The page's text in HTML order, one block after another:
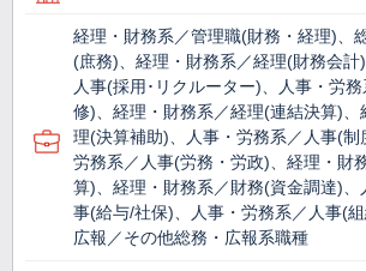
経理・財務系／管理職(財務・経理)、
(庶務)、経理・財務系／経理(財務会計
人事(採用･リクルーター)、人事・労
修)、経理・財務系／経理(連結決算)、
理(決算補助)、人事・労務系／人事(制
労務系／人事(労務・労政)、経理・財
算)、経理・財務系／財務(資金調達)、
事(給与/社保)、人事・労務系／人事(
広報／その他総務・広報系職種